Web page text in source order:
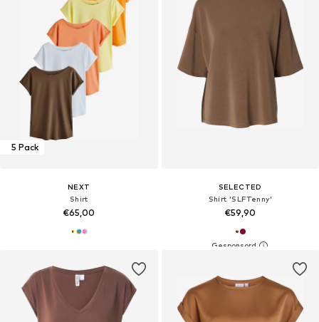
5 Pack
NEXT
Shirt
€65,00
SELECTED
Shirt 'SLFTenny'
€59,90